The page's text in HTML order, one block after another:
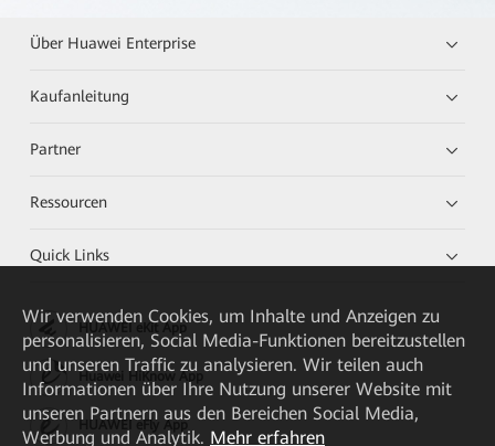
Über Huawei Enterprise
Kaufanleitung
Partner
Ressourcen
Quick Links
HUAWEI eKit App
Huawei HiKnow App
HUAWEI eFly App
Wir verwenden Cookies, um Inhalte und Anzeigen zu
personalisieren, Social Media-Funktionen bereitzustellen
und unseren Traffic zu analysieren. Wir teilen auch
Informationen über Ihre Nutzung unserer Website mit
unseren Partnern aus den Bereichen Social Media,
Werbung und Analytik. Mehr erfahren